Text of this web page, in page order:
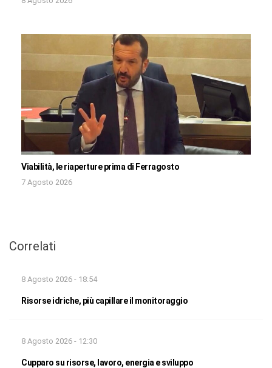
Viabilità, le riaperture prima di Ferragosto
7 Agosto 2026
Correlati
8 Agosto 2026 - 18:54
Risorse idriche, più capillare il monitoraggio
8 Agosto 2026 - 12:30
Cupparo su risorse, lavoro, energia e sviluppo